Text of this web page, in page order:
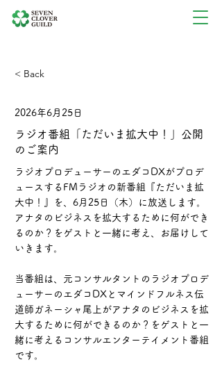
< Back
2026年6月25日
ラジオ番組「ただいま拡大中！」公開
のご案内
ラジオプロデューサーのエダコDXがプロデ
ュースするFMラジオの新番組『ただいま拡
大中！』を、6月25日（木）に放送します。
アナタのビジネスを拡大するために何ができ
るのか？をゲストと一緒に考え、お届けして
いきます。
当番組は、元コンサルタントのラジオプロデ
ューサーのエダコDXとマインドフルネス伝
道師ガネーシャ尾上がアナタのビジネスを拡
大するために何ができるのか？をゲストと一
緒に考えるコンサルエンターテイメント番組
です。